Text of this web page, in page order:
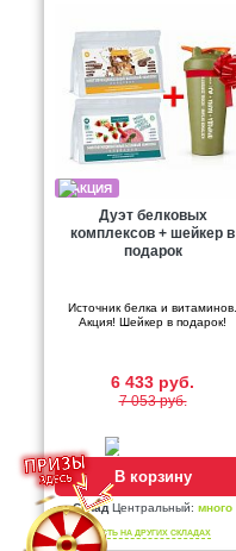
Дуэт белковых
комплексов + шейкер в
подарок
Источник белка и витаминов.
Акция! Шейкер в подарок!
6 433 руб.
7 053 руб.
В корзину
Склад Центральный: много
ЕСТЬ НА ДРУГИХ СКЛАДАХ